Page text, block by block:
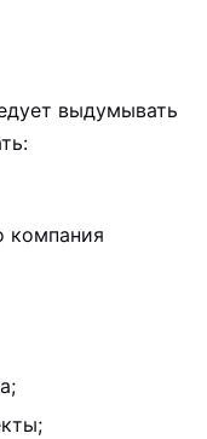
выдумывать
компания